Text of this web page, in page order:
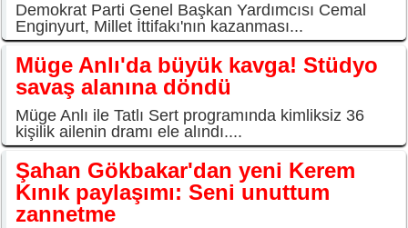
Demokrat Parti Genel Başkan Yardımcısı Cemal
Enginyurt, Millet İttifakı'nın kazanması...
Müge Anlı'da büyük kavga! Stüdyo
savaş alanına döndü
Müge Anlı ile Tatlı Sert programında kimliksiz 36
kişilik ailenin dramı ele alındı....
Şahan Gökbakar'dan yeni Kerem
Kınık paylaşımı: Seni unuttum
zannetme